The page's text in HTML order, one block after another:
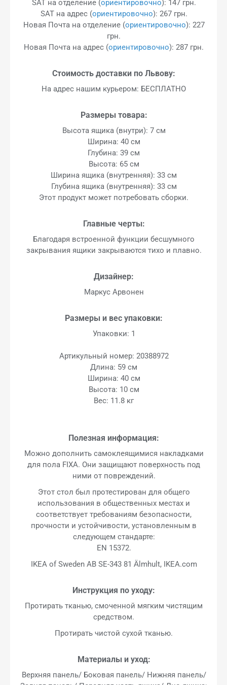
SAT на отделение (ориентировочно): 147 грн.
SAT на адрес (ориентировочно): 267 грн.
Новая Почта на отделение (ориентировочно): 227
грн.
Новая Почта на адрес (ориентировочно): 287 грн.
Стоимость доставки по Львову:
На адрес нашим курьером: БЕСПЛАТНО
Размеры товара:
Высота ящика (внутри): 7 см
Ширина: 40 см
Глубина: 39 см
Высота: 65 см
Ширина ящика (внутренняя): 33 см
Глубина ящика (внутренняя): 33 см
Этот продукт может потребовать сборки.
Главные черты:
Благодаря встроенной функции бесшумного
закрывания ящики закрываются тихо и плавно.
Дизайнер:
Маркус Арвонен
Размеры и вес упаковки:
Упаковки: 1
Артикульный номер: 20388972
Длина: 59 см
Ширина: 40 см
Высота: 10 см
Вес: 11.8 кг
Полезная информация:
Можно дополнить самоклеящимися накладками
для пола FIXA. Они защищают поверхность под
ними от повреждений.
Этот стол был протестирован для общего
использования в общественных местах и
соответствует требованиям безопасности,
прочности и устойчивости, установленным в
следующем стандарте:
EN 15372.
IKEA of Sweden AB SE-343 81 Älmhult, IKEA.com
Инструкция по уходу:
Протирать тканью, смоченной мягким чистящим
средством.
Протирать чистой сухой тканью.
Материалы и уход:
Верхняя панель/ Боковая панель/ Нижняя панель/